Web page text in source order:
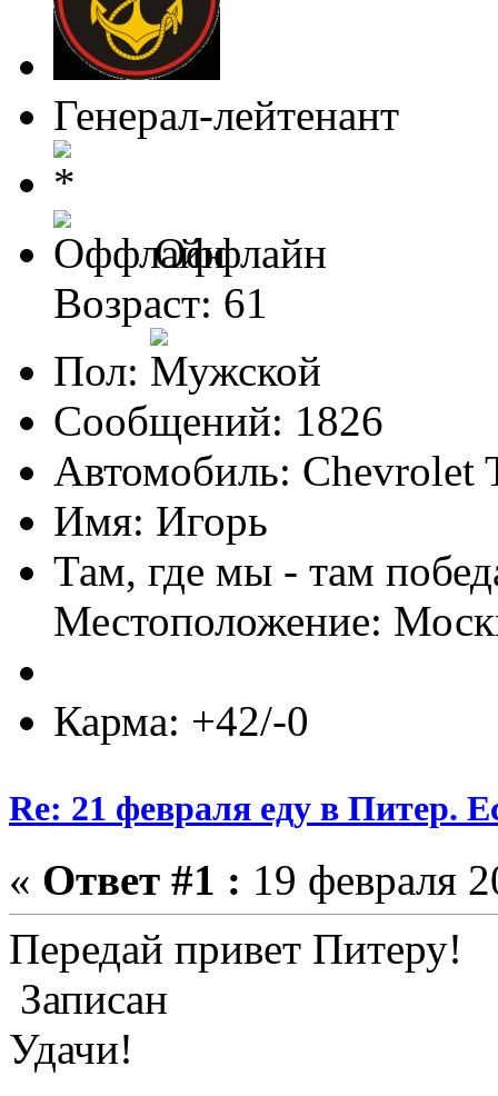
Генерал-лейтенант
Оффлайн
Возраст: 61
Пол:
Сообщений: 1826
Автомобиль:
Имя: Игорь
Там, где мы - там
Местоположение:
Карма: +42/-0
Re: 21 февраля еду в Питер.
« Ответ #1 : 19 февраля
Передай привет Питеру!
Записан
Удачи!